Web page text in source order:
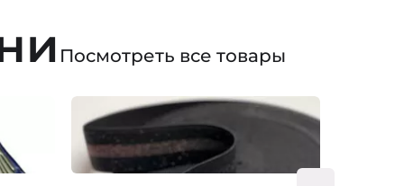
Посмотреть все товары